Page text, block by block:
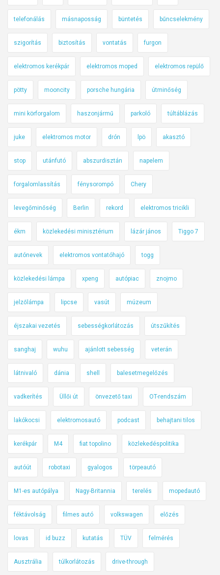
telefonálás másnaposság büntetés bűncselekmény
szigorítás biztosítás vontatás furgon
elektromos kerékpár elektromos moped elektromos repülő
pötty mooncity porsche hungária útminőség
mini körforgalom haszonjármű parkoló túltáblázás
juke elektromos motor drón lpö akasztó
stop utánfutó abszurdisztán napelem
forgalomlassítás fénysorompó Chery
levegőminőség Berlin rekord elektromos tricikli
ékm közlekedési minisztérium lázár jános Tiggo 7
autónevek elektromos vontatóhajó togg
közlekedési lámpa xpeng autópiac znojmo
jelzőlámpa lipcse vasút múzeum
éjszakai vezetés sebességkorlátozás útszűkítés
sanghaj wuhu ajánlott sebesség veterán
látnivaló dánia shell balesetmegelőzés
vadkerítés Üllői út önvezető taxi OT-rendszám
lakókocsi elektromosautó podcast behajtani tilos
kerékpár M4 fiat topolino közlekedéspolitika
autóút robotaxi gyalogos törpeautó
M1-es autópálya Nagy-Britannia terelés mopedautó
féktávolság filmes autó volkswagen előzés
lovas id buzz kutatás TÜV felmérés
Ausztrália túlkorlátozás drive-through